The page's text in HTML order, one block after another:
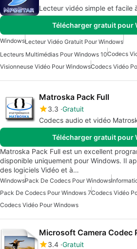
Lecteur vidéo simple et facile
Télécharger gratuit pour
WindowsLecteur Vidéo Gratuit Pour Windows
Lecteurs Multimédias Pour Windows 10Codecs
Visionneuse Vidéo Pour WindowsCodecs Vidéo
Matroska Pack Full
3.3 Gratuit
Codecs audio et vidéo
Télécharger gratuit pour
Matroska Pack Full est un excellent
disponible uniquement pour Windows. Il
des logiciels Vidéo et à…
WindowsPack De Codecs Pour Windows
Pack De Codecs Pour Windows 7Codecs Vidéo
Codecs Vidéo Pour Windows
Microsoft Camera Codec
3.4 Gratuit